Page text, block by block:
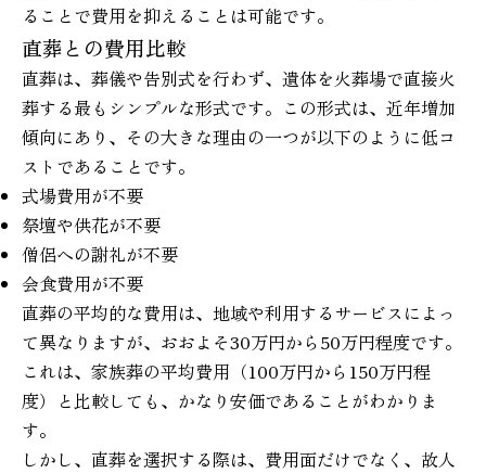
ることで費用を抑えることは可能です。
直葬との費用比較
直葬は、葬儀や告別式を行わず、遺体を火葬場で直接火
葬する最もシンプルな形式です。この形式は、近年増加
傾向にあり、その大きな理由の一つが以下のように低コ
ストであることです。
式場費用が不要
祭壇や供花が不要
僧侶への謝礼が不要
会食費用が不要
直葬の平均的な費用は、地域や利用するサービスによっ
て異なりますが、おおよそ30万円から50万円程度です。
これは、家族葬の平均費用（100万円から150万円程
度）と比較しても、かなり安価であることがわかりま
す。
しかし、直葬を選択する際は、費用面だけでなく、故人